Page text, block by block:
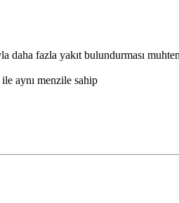
daha fazla yakıt bulundurması
aynı menzile sahip